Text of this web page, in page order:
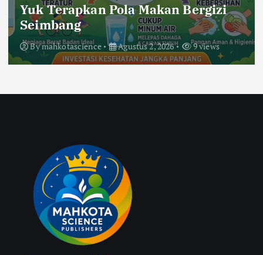
Yuk Terapkan Pola Makan Bergizi
Seimbang
Bymahkotascience Agustus 2, 2026 9 views